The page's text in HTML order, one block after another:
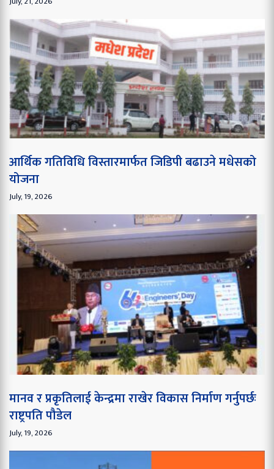
आर्थिक गतिविधि विस्तारमार्फत जिडिपी बढाउने मधेसको
योजना
July, 19, 2026
मानव र प्रकृतिलाई केन्द्रमा राखेर विकास निर्माण गर्नुपर्छः
राष्ट्रपति पौडेल
July, 19, 2026